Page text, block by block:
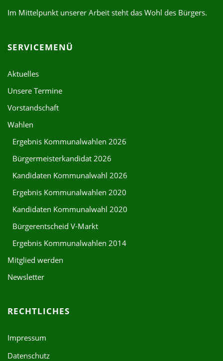
Im Mittelpunkt unserer Arbeit steht das Wohl des Bürgers.
SERVICEMENÜ
Aktuelles
Unsere Termine
Vorstandschaft
Wahlen
Ergebnis Kommunalwahlen 2026
Bürgermeisterkandidat 2026
Kandidaten Kommunalwahl 2026
Ergebnis Kommunalwahlen 2020
Kandidaten Kommunalwahl 2020
Bürgerentscheid V-Markt
Ergebnis Kommunalwahlen 2014
Mitglied werden
Newsletter
RECHTLICHES
Impressum
Datenschutz